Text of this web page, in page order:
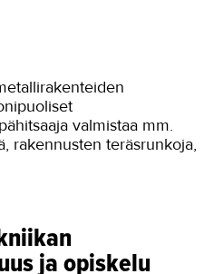
valmistaa mm.
rakennusten teräsrunkoja,
ja opiskelu